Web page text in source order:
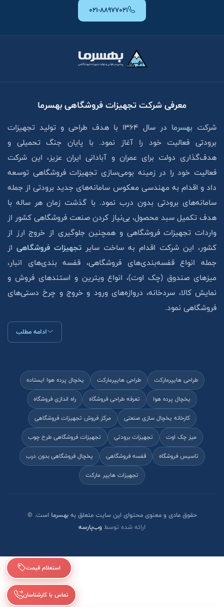
۰۲۱-۸۸۹۷۷۰۲۱
معرفی شرکت تجهیزات فروشگاهی بهسرما
شرکت بهسرما
در سال ۱۳۶۴ با هدف طراحی و تولید تجهیزات
برودتی فعالیت خود را آغاز نمود. با پایان جنگ تحمیلی و
هدف‌گذاری دولت برای عمران و آبادانی ایران عزیز، این شرکت
فعالیت خود را در زمینه بومی‌سازی تجهیزات فروشگاهی توسعه
داد و اقدام به مهندسی معکوس سامانه‌های جدید برودتی از جمله
سامانه‌های برودتی بدون درب نمود. با گذشت زمان هر ساله با
هدف تکمیل سبد محصول، بی‌نیاز کردن صنعت فروشگاهی کشور از
واردات تجهیزات فروشگاهی و همچنین جلوگیری از خروج ارز از
کشور، این شرکت اقدام به ساخت سایر تجهیزات فروشگاهی از
جمله انواع قفسه‌بندی‌های فروشگاهی، قفسه بندی‌های انبار،
میزهای صندوق (چک اوت)، انواع ویترین و استند‌های فروش و
نمایش کالا، سردخانه، دروازه‌های ورود و خروج و چرخ دستی‌های
فروشگاهی نمود.
ادامه مطلب
طراحی هایپرمارکت طراحی هایپرمارکت
یخچال پرده هوا ایستاده
یخچال پرده هوا
تعرفه طراحی فروشگاه
راه اندازی فروشگاه
کارخانه یخچال سازی صنعتی
مرکز فروش تجهیزات فروشگاهی
میز چک اوت
تجهیزات برودتی
تجهیزات فروشگاهی طرح چوب
تاسیس فروشگاه
قفسه فروشگاهی
یخچال فروشگاهی بدون درب
تجهیزات هایپر مارکت
حقوق مادی و معنوی محتوای این سایت متعلق بهبهسرما است. ©
ارائه شده توسط وب‌پارسه
تماس با کارشناسان
استعلام قیمت